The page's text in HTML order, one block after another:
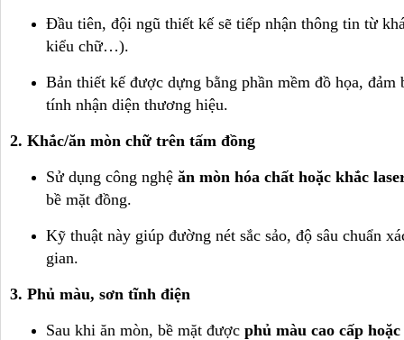
Đầu tiên, đội ngũ thiết kế sẽ tiếp nhận thông tin từ
kiểu chữ…).
Bản thiết kế được dựng bằng phần mềm đồ họa,
tính nhận diện thương hiệu.
2. Khắc/ăn mòn chữ trên tấm đồng
Sử dụng công nghệ ăn mòn hóa chất hoặc khắc
bề mặt đồng.
Kỹ thuật này giúp đường nét sắc sảo, độ sâu chuẩn
gian.
3. Phủ màu, sơn tĩnh điện
Sau khi ăn mòn, bề mặt được phủ màu cao cấp